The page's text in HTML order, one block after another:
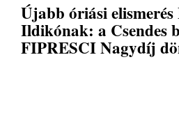
Újabb óriási elismerés
Ildikónak: a Csendes
FIPRESCI Nagydíj